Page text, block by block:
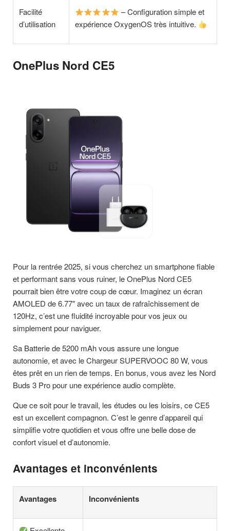
Facilité
d’utilisation
– Configuration simple et
expérience OxygenOS très intuitive.
OnePlus Nord CE5
Pour la rentrée 2025, si vous cherchez un smartphone fiable
et performant sans vous ruiner, le OnePlus Nord CE5
pourrait bien être votre coup de cœur. Imaginez un écran
AMOLED de 6.77″ avec un taux de rafraîchissement de
120Hz, c’est une fluidité incroyable pour vos jeux ou
simplement pour naviguer.
Sa Batterie de 5200 mAh vous assure une longue
autonomie, et avec le Chargeur SUPERVOOC 80 W, vous
êtes prêt en un rien de temps. En bonus, vous avez les Nord
Buds 3 Pro pour une expérience audio complète.
Que ce soit pour le travail, les études ou les loisirs, ce CE5
est un excellent compagnon. C’est le genre d’appareil qui
simplifie votre quotidien et vous offre une belle dose de
confort visuel et d’autonomie.
Avantages et inconvénients
Avantages Inconvénients